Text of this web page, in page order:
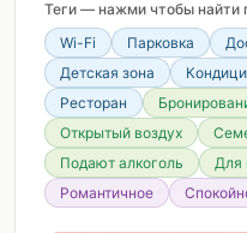
Теги — нажми чтобы найти
Wi-Fi
Парковка
Детская зона
Ресторан
Открытый воздух
Подают алкоголь
Для
Романтичное